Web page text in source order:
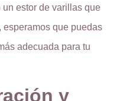
estor de varillas que
esperamos que puedas
adecuada para tu
y